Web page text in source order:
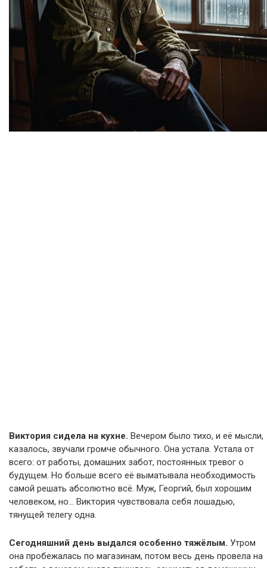
Виктория сидела на кухне. Вечером было тихо, и её мысли,
казалось, звучали громче обычного. Она устала. Устала от
всего: от работы, домашних забот, постоянных тревог о
будущем. Но больше всего её выматывала необходимость
самой решать абсолютно всё. Муж, Георгий, был хорошим
человеком, но… Виктория чувствовала себя лошадью,
тянущей телегу одна.
Сегодняшний день выдался особенно тяжёлым. Утром
она пробежалась по магазинам, потом весь день провела на